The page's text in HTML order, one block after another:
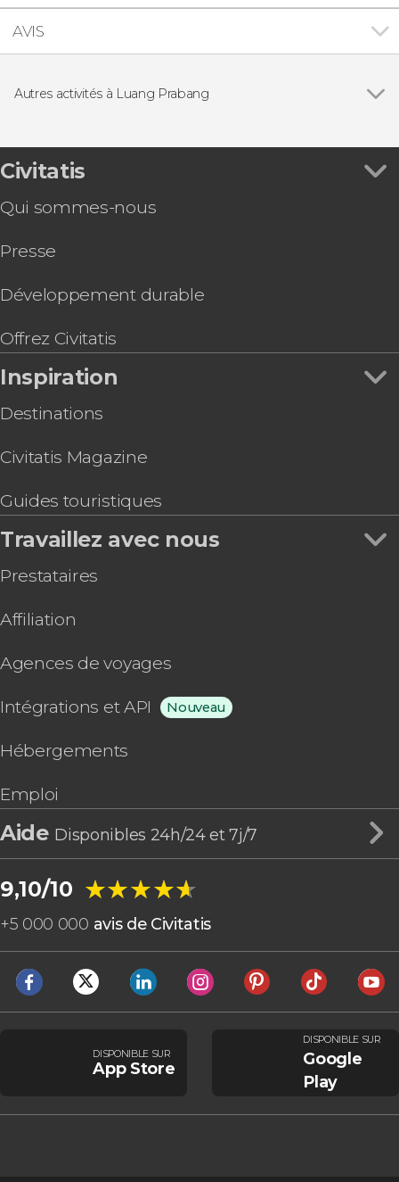
AVIS
Autres activités à Luang Prabang
Excursion aux chutes de Kuang Si
Mekong
Civitatis
Qui sommes-nous
Presse
Développement durable
Offrez Civitatis
Inspiration
Destinations
Civitatis Magazine
Guides touristiques
Travaillez avec nous
Prestataires
Affiliation
Agences de voyages
Intégrations et API Nouveau
Hébergements
Emploi
Aide Disponibles 24h/24 et 7j/7
9,10/10 ★★★★★
★★★★★
+5 000 000 avis de Civitatis
DISPONIBLE SUR
App Store
DISPONIBLE SUR
Google
Play